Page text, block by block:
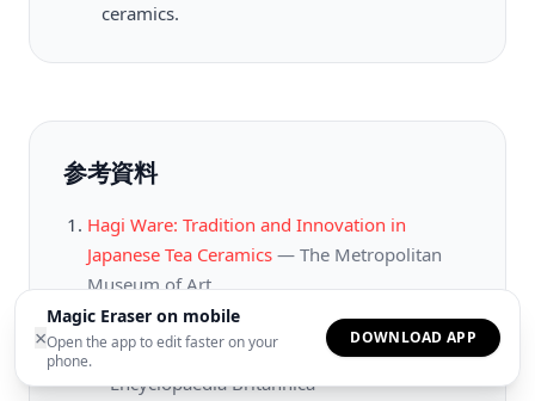
×
Magic Eraser on mobile
Open the app to edit faster on your
phone.
DOWNLOAD APP
ceramics.
参考資料
Hagi Ware: Tradition and Innovation in
Japanese Tea Ceramics — The Metropolitan
Museum of Art
The Seven Transformations of Hagi: How Tea
Staining Changes Ceramic Surfaces Over Time
—Encyclopaedia Britannica